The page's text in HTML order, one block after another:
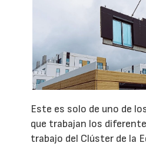
Este es solo de uno de
que trabajan los
trabajo del Clúster de la